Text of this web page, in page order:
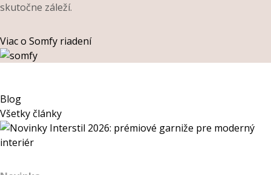
skutočne záleží.
Viac o Somfy riadení
Blog
Všetky články